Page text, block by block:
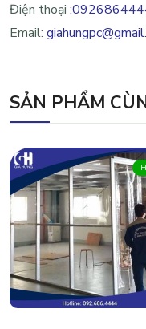
Điện thoại
Email:
SẢN PHẨM